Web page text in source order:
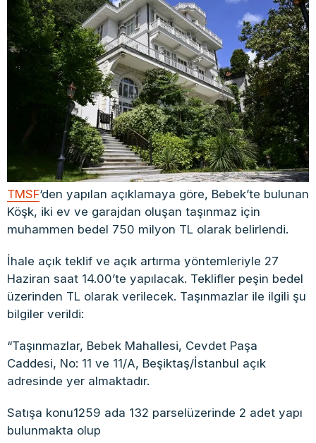
TMSF‘den yapılan açıklamaya göre, Bebek’te bulunan
Köşk, iki ev ve garajdan oluşan taşınmaz için
muhammen bedel 750 milyon TL olarak belirlendi.
İhale açık teklif ve açık artırma yöntemleriyle 27
Haziran saat 14.00’te yapılacak. Teklifler peşin bedel
üzerinden TL olarak verilecek. Taşınmazlar ile ilgili şu
bilgiler verildi:
“Taşınmazlar, Bebek Mahallesi, Cevdet Paşa
Caddesi, No: 11 ve 11/A, Beşiktaş/İstanbul açık
adresinde yer almaktadır.
Satışa konu1259 ada 132 parselüzerinde 2 adet yapı
bulunmakta olup